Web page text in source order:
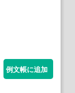
例文帳に追加